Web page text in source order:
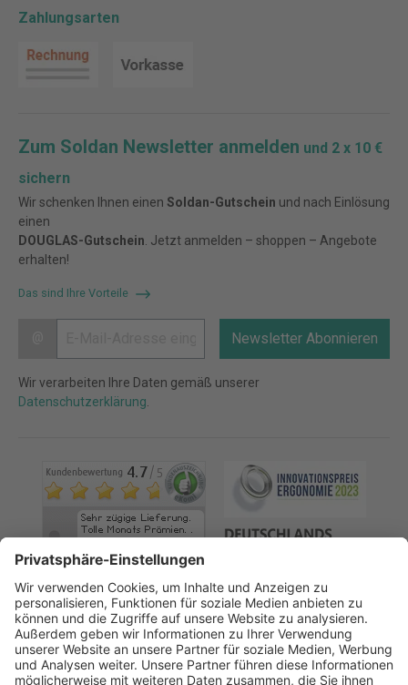
Zahlungsarten
Zum Soldan Newsletter anmelden und 2 x 10 €
sichern
Wir schenken Ihnen einen Soldan-Gutschein und nach Einlösung
einen
DOUGLAS-Gutschein . Jetzt anmelden – shoppen – Angebote
erhalten!
Das sind Ihre Vorteile
Newsletter Abonnieren
Wir verarbeiten Ihre Daten gemäß unserer
Datenschutzerklärung